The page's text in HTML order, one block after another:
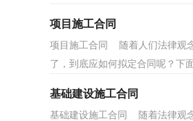
项目施工合同
项目施工合同 随着人们法律观
了，到底应如何拟定合同呢？下
基础建设施工合同
基础建设施工合同 随着法律观